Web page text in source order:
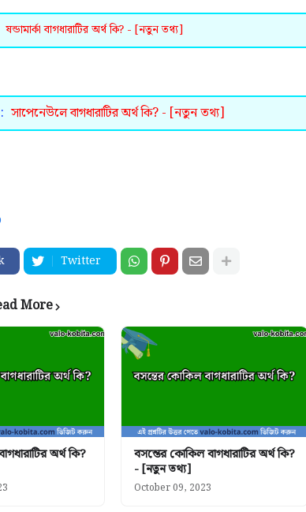
ষন্ডামার্কা বাগধারাটির অর্থ কি? - [নতুন তথ্য]
সাপেনেউলে বাগধারাটির অর্থ কি? - [নতুন তথ্য]
Twitter
More
অর্থ কি? বসন্তের কোকিল বাগধারাটির অর্থ কি?
- [নতুন তথ্য]
October 09, 2023